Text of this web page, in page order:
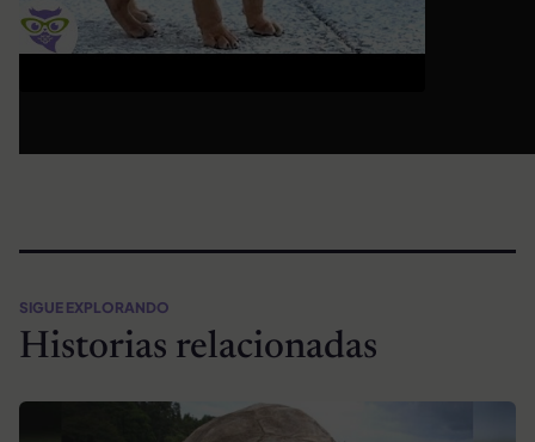
SIGUE EXPLORANDO
Historias relacionadas